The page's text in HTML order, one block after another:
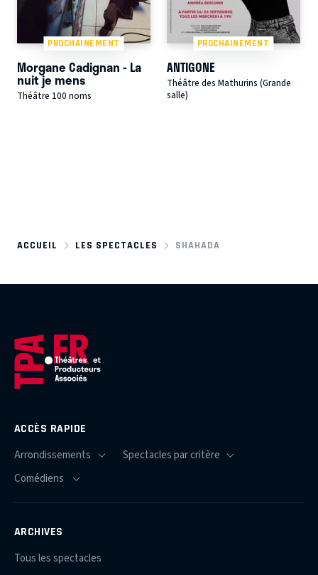
PROCHAINEMENT
Morgane Cadignan - La
nuit je mens
Théâtre 100 noms
PROCHAINEMENT
ANTIGONE
Théâtre des Mathurins (Grande
salle)
ACCUEIL LES SPECTACLES SHAHADA
ACCÈS RAPIDE
ARCHIVES
Tous les spectacles